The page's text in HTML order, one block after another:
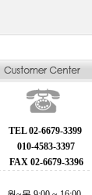
TEL 02-6679-3399
010-4583-3397
FAX 02-6679-3396